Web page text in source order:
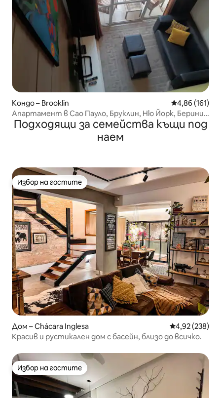
Кондо – Brooklin Средна
4,86 (161)
Апартамент в Сао Пауло, Бруклин, Ню Йорк, Берини,
Супер Лукс
Подходящи за семейства къщи под
наем
Избор на гостите
Избор на гостите
Дом – Chácara Inglesa Средна
4,92 (238)
Красив и рустикален дом с басейн, близо до всичко.
Избор на гостите
Избор на гостите